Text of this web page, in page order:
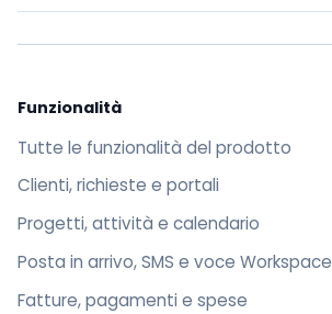
Funzionalità
Tutte le funzionalità del prodotto
Clienti, richieste e portali
Progetti, attività e calendario
Posta in arrivo, SMS e voce Workspace
Fatture, pagamenti e spese